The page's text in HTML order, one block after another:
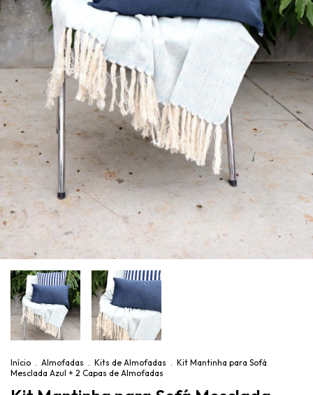
Início . Almofadas . Kits de Almofadas . Kit Mantinha para Sofá
Mesclada Azul + 2 Capas de Almofadas